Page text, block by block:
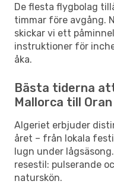
De flesta flygbolag
timmar före avgång.
skickar vi ett
instruktioner för
åka.
Bästa tiderna
Mallorca till Oran
Algeriet erbjuder
året – från lokala
lugn under
resestil: pulserande
naturskön.